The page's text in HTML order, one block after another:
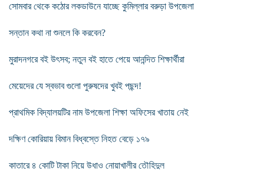
সোমবার থেকে কঠোর লকডাউনে যাচ্ছে কুমিল্লার বরুড়া উপজেলা
সন্তান কথা না শুনলে কি করবেন?
মুরাদনগরে বই উৎসব; নতুন বই হাতে পেয়ে আনন্দিত শিক্ষার্থীরা
মেয়েদের যে স্বভাব গুলাে পুরুষদের খুবই পছন্দ!
প্রাথমিক বিদ্যালয়টির নাম উপজেলা শিক্ষা অফিসের খাতায় নেই
দক্ষিণ কোরিয়ায় বিমান বিধ্বস্তে নিহত বেড়ে ১৭৯
কাতারে ৪ কোটি টাকা নিয়ে উধাও নোয়াখালীর তৌহিদুল